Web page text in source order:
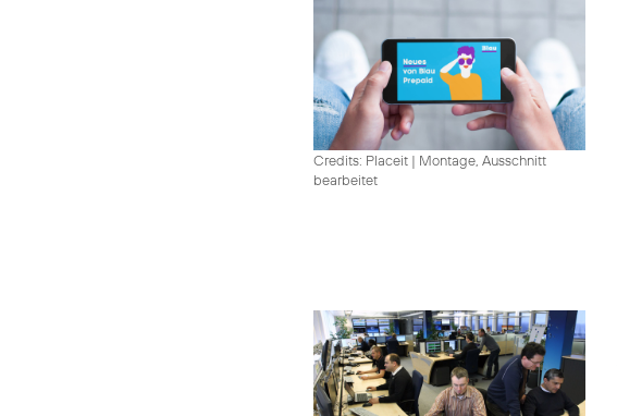
Credits: Placeit | Montage, Ausschnitt
bearbeitet